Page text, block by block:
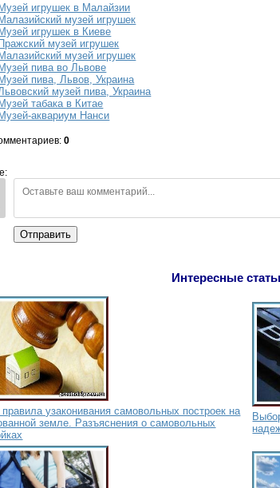
игрушек в Малайзии
музей игрушек
игрушек в Киеве
музей игрушек
музей игрушек
пива во Львове
пива, Львов, Украина
музей пива, Украина
табака в Китае
аквариум Нанси
:0
Отправить
Интересные
узаконивания самовольных построек на
земле. Разъяснения о самовольных